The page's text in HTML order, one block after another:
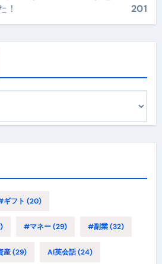
！
201
ギフト (20)
#マネー(29) #副業(32)
産(29) AI英会話(24)